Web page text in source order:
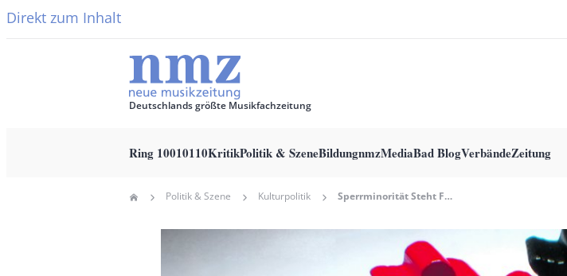
Direkt zum Inhalt
Deutschlands größte Musikfachzeitung
navigation
Ring 10010110KritikPolitik & SzeneBildungnmzMediaBad BlogVerbändeZeitung
Pfadnavigation
Home Politik & Szene Kulturpolitik Sperrminorität Steht Für Kontrolle